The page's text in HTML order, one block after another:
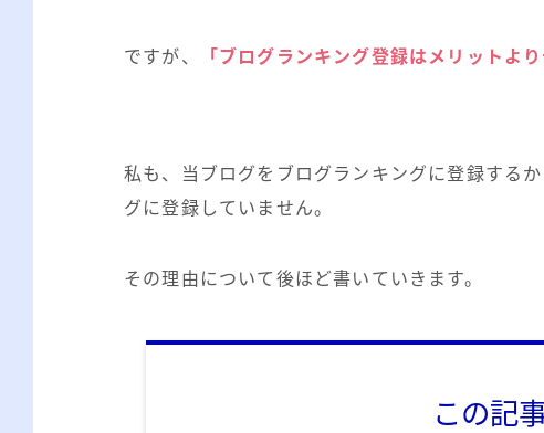
ですが、 「ブログランキング登録はメリットよ
私も、当ブログをブログランキングに登録する
グに登録していません。
その理由について後ほど書いていきます。
この記